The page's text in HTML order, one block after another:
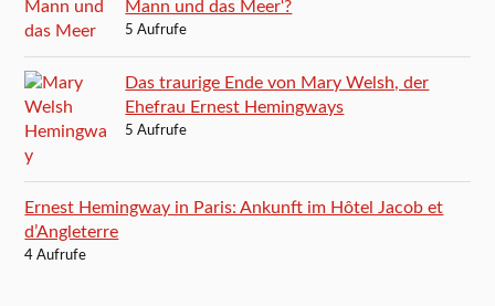
Mann und das Meer‘?
5 Aufrufe
Das traurige Ende von Mary Welsh, der
Ehefrau Ernest Hemingways
5 Aufrufe
Ernest Hemingway in Paris: Ankunft im Hôtel Jacob et
d’Angleterre
4 Aufrufe